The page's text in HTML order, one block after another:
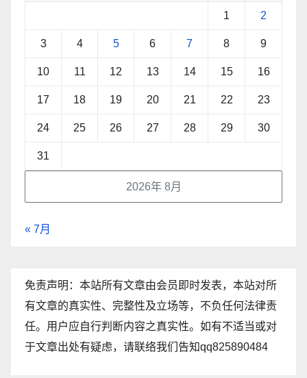
2026年 8月
1 2
3 4 5 6 7 8 9
10 11 12 13 14 15 16
17 18 19 20 21 22 23
24 25 26 27 28 29 30
31
« 7月
免责声明：本站所有文章由会员即时发表，本站对所
有文章的真实性、完整性及立场等，不负任何法律责
任。用户应自行判断内容之真实性。如有不适当或对
于文章出处有疑虑，请联络我们告知qq825890484